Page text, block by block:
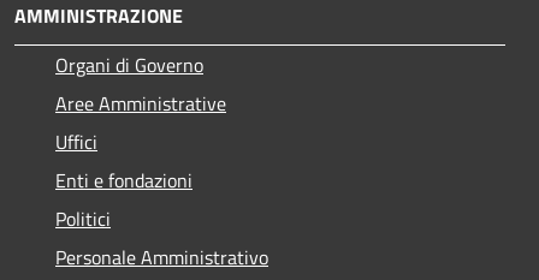
AMMINISTRAZIONE
Organi di Governo
Aree Amministrative
Uffici
Enti e fondazioni
Politici
Personale Amministrativo